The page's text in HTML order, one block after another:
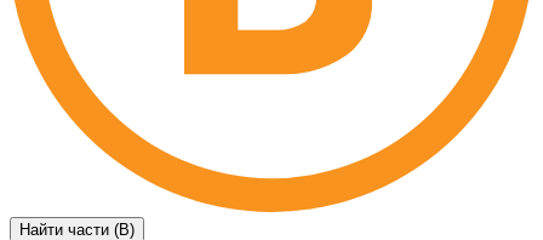
Найти части (B)